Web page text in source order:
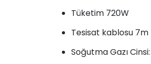
Tüketim 720W
Tesisat kablosu 7m
Soğutma Gazı Cinsi: